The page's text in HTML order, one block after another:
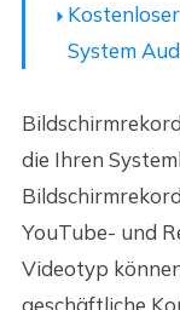
System
die Ihren
YouTube- und
Videotyp
geschäftliche